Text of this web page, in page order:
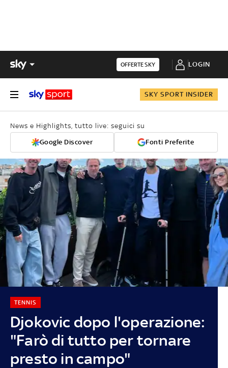
OFFERTE SKY LOGIN
SKY SPORT INSIDER
News e Highlights, tutto live: seguici su
Google Discover Fonti Preferite
Djokovic dopo l'operazione:
"Farò di tutto per tornare
presto in campo"
TENNIS